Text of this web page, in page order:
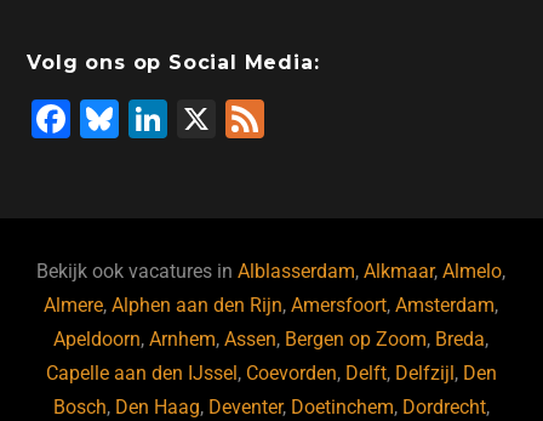
Volg ons op Social Media:
F
b
o
o
k
Bl
ky
Li
dI
n
X
Bekijk ook vacatures inAlblasserdam,Alkmaar,Almelo,
Almere,Alphen aan den Rijn,Amersfoort,Amsterdam,
Apeldoorn,Arnhem,Assen, Bergen op Zoom, Breda,
Capelle aan den IJssel , Coevorden, Delft, Delfzijl , Den
Bosch, Den Haag, Deventer, Doetinchem, Dordrecht,